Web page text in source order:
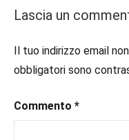
#booklover,
#ebook
#inspiration,
#ioleggo,
Lascia un
Il tuo indirizzo email
obbligatori sono
Commento *